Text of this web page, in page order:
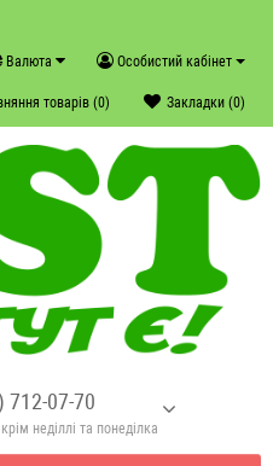
Особистий кабінет
Валюта
Закладки (0)
товарів (0)
712-07-70
неділлі та понеділка